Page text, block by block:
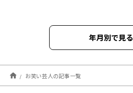
年月別で見る
2026年07月
2026年06月
お笑い芸人の記事一覧